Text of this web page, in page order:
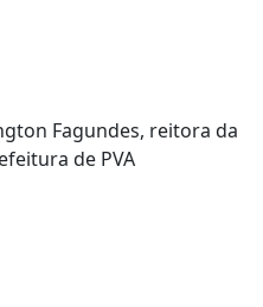
Fagundes, reitora da
de PVA